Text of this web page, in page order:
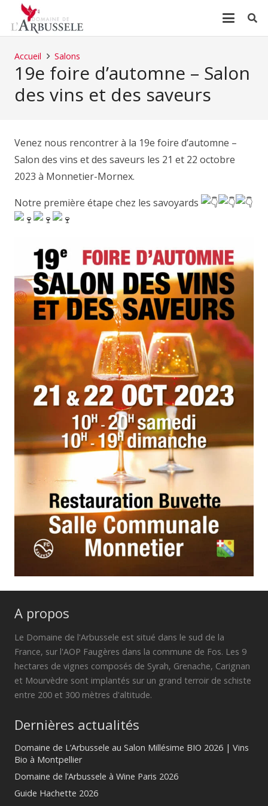
Accueil Salons
19e foire d’automne – Salon
des vins et des saveurs
Venez nous rencontrer à la 19e foire d’automne –
Salon des vins et des saveurs les 21 et 22 octobre
2023 à Monnetier-Mornex.
Notre première étape chez les savoyards
A propos
Le Domaine de l'Arbussele est situé dans le sud de la
France, sur l'AOP Faugères dans la commune de Fos. Les 9
hectares de vignes composés de Syrah, Grenache, Carignan
et Mourvèdre sont implantés sur un grand terroir de schiste
entre 200 et 300 mètres d'altitude.
Dernières actualités
Domaine de L’Arbussele au Salon Millésime BIO 2026 | Vins
Bio à Montpellier
Domaine de l’Arbussele à Wine Paris 2026
Guide Hachette 2026